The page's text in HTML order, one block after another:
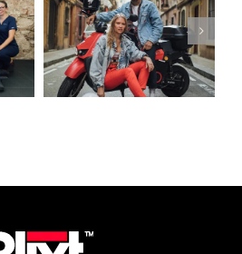
Fotos para redes
sociales – Scoot